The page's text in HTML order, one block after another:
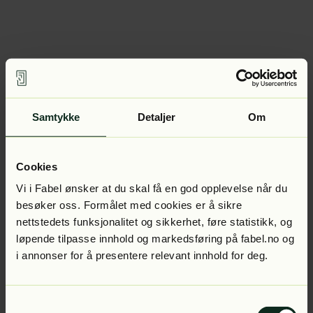
Samtykke Detaljer Om
Cookies
Vi i Fabel ønsker at du skal få en god opplevelse når du
besøker oss. Formålet med cookies er å sikre
nettstedets funksjonalitet og sikkerhet, føre statistikk, og
løpende tilpasse innhold og markedsføring på fabel.no og
i annonser for å presentere relevant innhold for deg.